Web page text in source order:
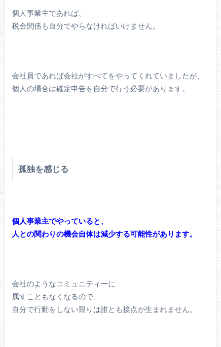
個人事業主であれば、
税金関係も自分でやらなければいけません。
会社員であれば会社がすべてをやってくれていましたが、
個人の場合は確定申告を自分で行う必要があります。
孤独を感じる
個人事業主でやっていると、
人との関わりの機会自体は減少する可能性があります。
会社のようなコミュニティーに
属すこともなくなるので、
自分で行動をしない限りは誰とも接点が生まれません。